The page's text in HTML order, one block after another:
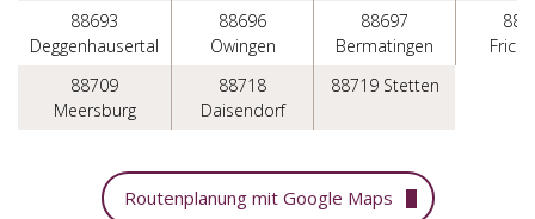
88693
Deggenhausertal
88696
Owingen
88697
Bermatingen
88709
Meersburg
88718
Daisendorf
88719 Stetten
Routenplanung mit Google Maps